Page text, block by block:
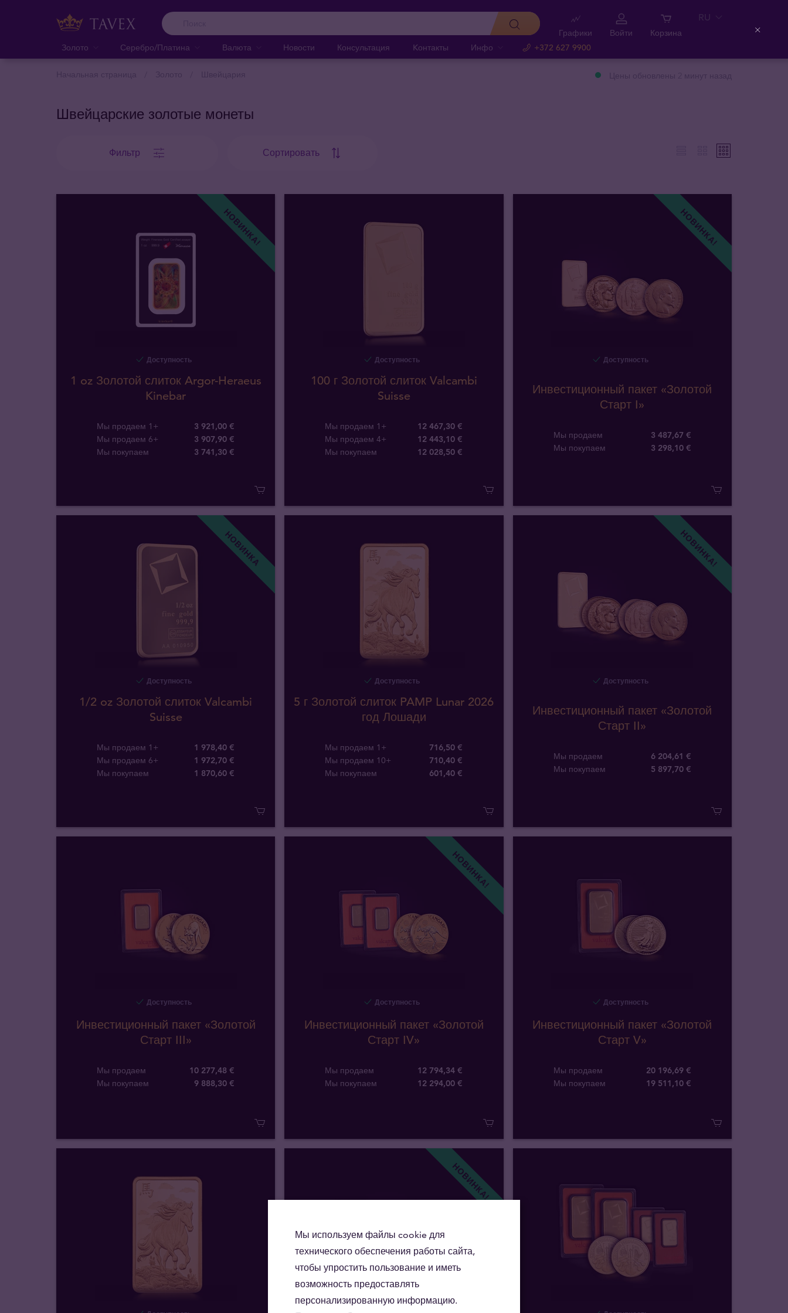
Золото Серебро/Платина Валюта Новости Консультация Kонтакты Инфо +372 627 9900
Графики Войти Корзина
RU
Швейцарские золотые монеты
Фильтр Сортировать
НОВИНКА!
Доступность
1 oz Золотой слиток Argor-Heraeus
Kinebar
Мы продаем 1+
3 921,00 €
Мы продаем 6+
3 907,90 €
Мы покупаем
3 741,30 €
Доступность
100 г Золотой слиток Valcambi
Suisse
Мы продаем 1+
12 467,30 €
Мы продаем 4+
12 443,10 €
Мы покупаем
12 028,50 €
НОВИНКА!
Доступность
Инвестиционный пакет «Золотой
Старт I»
Мы продаем
3 487,67 €
Мы покупаем
3 298,10 €
НОВИНКА
Доступность
1/2 oz Золотой слиток Valcambi
Suisse
Мы продаем 1+
1 978,40 €
Мы продаем 6+
1 972,70 €
Мы покупаем
1 870,60 €
Доступность
5 г Золотой слиток PAMP Lunar 2026
год Лошади
Мы продаем 1+
716,50 €
Мы продаем 10+
710,40 €
Мы покупаем
601,40 €
НОВИНКА!
Доступность
Инвестиционный пакет «Золотой
Старт II»
Мы продаем
6 204,61 €
Мы покупаем
5 897,70 €
Доступность
Инвестиционный пакет «Золотой
Старт III»
Мы продаем
10 277,48 €
Мы покупаем
9 888,30 €
НОВИНКА!
Доступность
Инвестиционный пакет «Золотой
Старт IV»
Мы продаем
12 794,34 €
Мы покупаем
12 294,00 €
Доступность
Инвестиционный пакет «Золотой
Старт V»
Мы продаем
20 196,69 €
Мы покупаем
19 511,10 €
НОВИНКА!
Мы используем файлы cookie для
технического обеспечения работы сайта,
чтобы упростить пользование и иметь
возможность предоставлять
персонализированную информацию.
Close